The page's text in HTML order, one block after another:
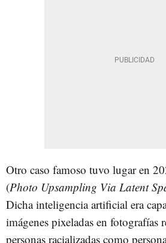
Otro caso famoso tuvo lugar en
(Photo Upsampling Via Latent
Dicha inteligencia artificial era
imágenes pixeladas en fotografías
personas racializadas como